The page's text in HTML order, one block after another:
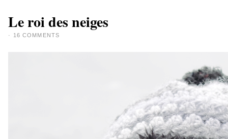
Le roi des neiges
· 16 COMMENTS